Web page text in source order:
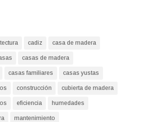
cadiz casa de madera
casas de madera
casas familiares casas yustas
construcción cubierta de madera
eficiencia humedades
mantenimiento